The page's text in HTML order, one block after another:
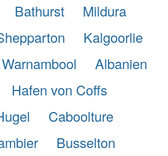
Bathurst
Mildura
Kalgoorlie
Warnambool
Albanien
Hafen von Coffs
Caboolture
Busselton